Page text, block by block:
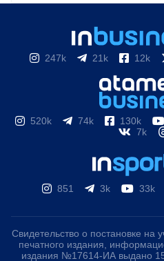
247k 21k 12k
520k 74k 130k
7k
851 3k 33k
Свидетельство о постановке на
печатного издания,
издания №17614-ИА выдано